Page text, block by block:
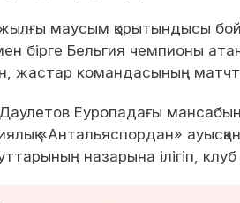
маусым қорытындысы
бірге Бельгия чемпионы
жастар командасының
Еуропадағы
«Антальяспордан»
назарына ілігіп,